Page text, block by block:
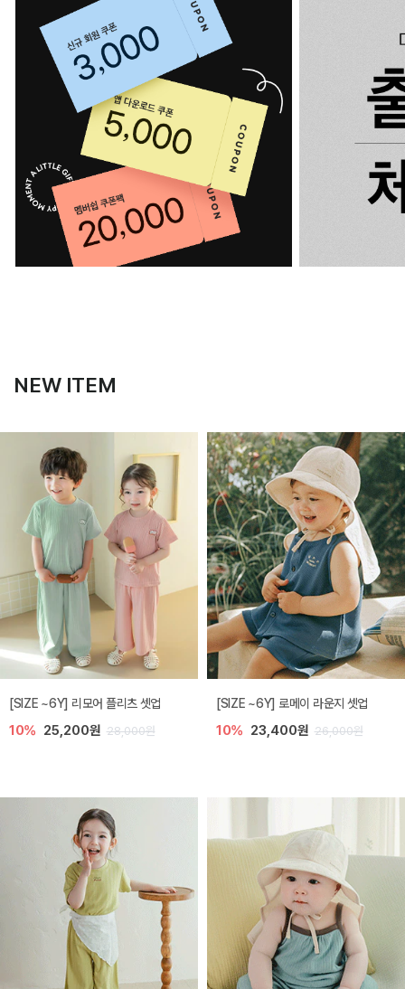
NEW ITEM
[SIZE ~6Y] 리모어 플리츠 셋업
10% 25,200원 28,000원
[SIZE ~6Y] 로메이 라운지 셋업
10% 23,400원 26,000원